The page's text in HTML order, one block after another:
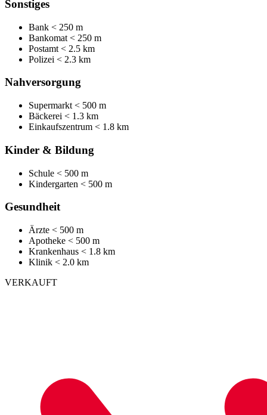
Sonstiges
Bank < 250 m
Bankomat < 250 m
Postamt < 2.5 km
Polizei < 2.3 km
Nahversorgung
Supermarkt < 500 m
Bäckerei < 1.3 km
Einkaufszentrum < 1.8 km
Kinder & Bildung
Schule < 500 m
Kindergarten < 500 m
Gesundheit
Ärzte < 500 m
Apotheke < 500 m
Krankenhaus < 1.8 km
Klinik < 2.0 km
VERKAUFT